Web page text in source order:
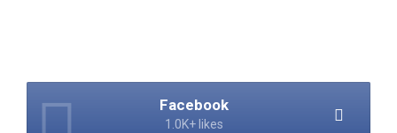
Facebook
1.0K+ likes